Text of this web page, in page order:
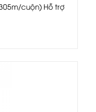
cuộn) Hỗ trợ